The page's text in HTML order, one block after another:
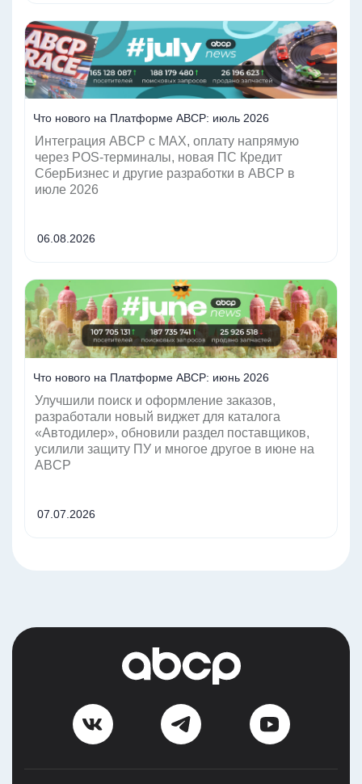
Что нового на Платформе ABCP: июль 2026
Интеграция ABCP с MAX, оплату напрямую
через POS-терминалы, новая ПС Кредит
СберБизнес и другие разработки в ABCP в
июле 2026
06.08.2026
Читать
Что нового на Платформе ABCP: июнь 2026
Улучшили поиск и оформление заказов,
разработали новый виджет для каталога
«Автодилер», обновили раздел поставщиков,
усилили защиту ПУ и многое другое в июне на
ABCP
07.07.2026
Читать